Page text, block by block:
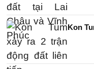
Kon